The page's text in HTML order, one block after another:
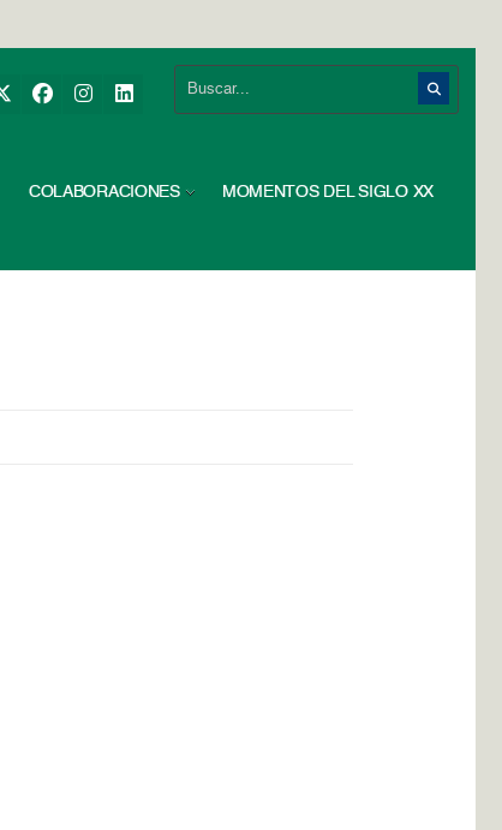
COLABORACIONES MOMENTOS DEL SIGLO XX